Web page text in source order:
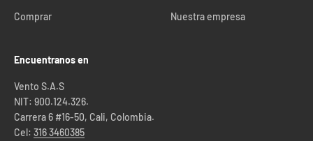
Comprar
Nuestra empresa
Encuentranos en
Vento S.A.S
NIT: 900.124.326.
Carrera 6 #16-50, Cali, Colombia.
Cel: 316 3460385